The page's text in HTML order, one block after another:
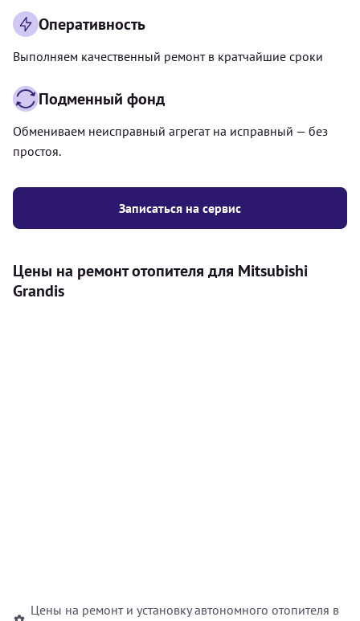
Записаться на сервис
Оперативность
Выполняем качественный ремонт в кратчайшие сроки
Подменный фонд
Обмениваем неисправный агрегат на исправный — без
простоя.
Цены на ремонт отопителя для Mitsubishi
Grandis
Цены на ремонт и установку автономного отопителя в